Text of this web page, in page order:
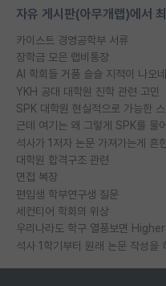
자유 게시판(아무개랩)에서
카이스트 경영공학부 서류
장학금 모은 랩비통장
AI 학회들 거품 슬슬 지적이 나오
YKH 공대 대학원 진학 관련 고민
SPK 대학원 현실적으로 가능한
근데 여기는 왜 그렇게 SPK를 물
석사가 1저자 논문 가져가는게 흔
대학원 합격구조 관련
면접 복장
편입생 학부연구생 질문
세컨티어 학회의 위상
석사 1학기부터 원래 논문 작성을